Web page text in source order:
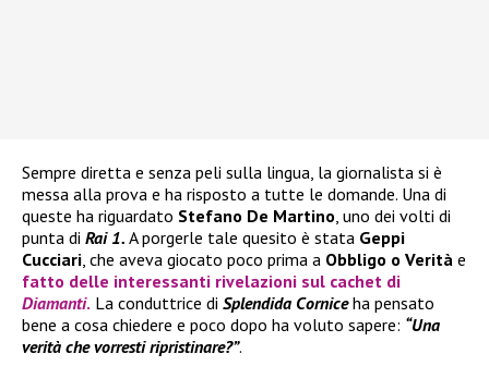
Sempre diretta e senza peli sulla lingua, la giornalista si è
messa alla prova e ha risposto a tutte le domande. Una di
queste ha riguardato Stefano De Martino, uno dei volti di
punta di Rai 1. A porgerle tale quesito è stata Geppi
Cucciari, che aveva giocato poco prima a Obbligo o Verità e
fatto delle interessanti rivelazioni sul cachet di
Diamanti. La conduttrice di Splendida Corniceha pensato
bene a cosa chiedere e poco dopo ha voluto sapere: “Una
verità che vorresti ripristinare?”.